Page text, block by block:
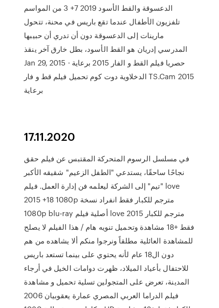
الدعسوقة والقط الأسود 2019 7+ 3 من المواسم
تلفزيون الأطفال عندما تقع باريس في محنة، تتحول
مارينات إلى الدعسوقة دون أن تدري أن حبيبها
المدرسي إدريان هو القط الأسود، بطل خارق آخر ينقذ
Jan 29, 2015 · حصريا فيلم القط و الفار 2015 برعاية
الدخلاوية دوت كوم تحميل فيلم قط و فار TS.Cam 2015
برعاية
17.11.2020
في مسلسل الرسوم المتحركة المقتبس عن فيلم حقق
نجاحًا ساحقًا، يستدعي "الطفل الزعيم" شقيقه الأكبر
"تيم" إلى الشركة ليعلمه فن إدارة العمل. فيلم love
2015 +18 1080p مترجم للكبار فقط انفراد نسخة
1080p blu-ray أصلية فيلم love 2015 مترجم للكبار
فقط +18 مشاهدة وتحميل تنويه هام / هذا الفيلم لا يصلح
للمشاهدة العائلية مطلقاً ونرجوا منكم ألا يشاهده من هم
دون ال18 عام لأنه يحتوي على بينما تستعد باريس
للاحتفال بأعياد الميلاد، ظهرت دوامات الخيل في أرجاء
المدينة، تعرض على المتجولين تسلية تحميل و مشاهدة
فيلم الدراما العربي المصري عمارة يعقوبيان 2006